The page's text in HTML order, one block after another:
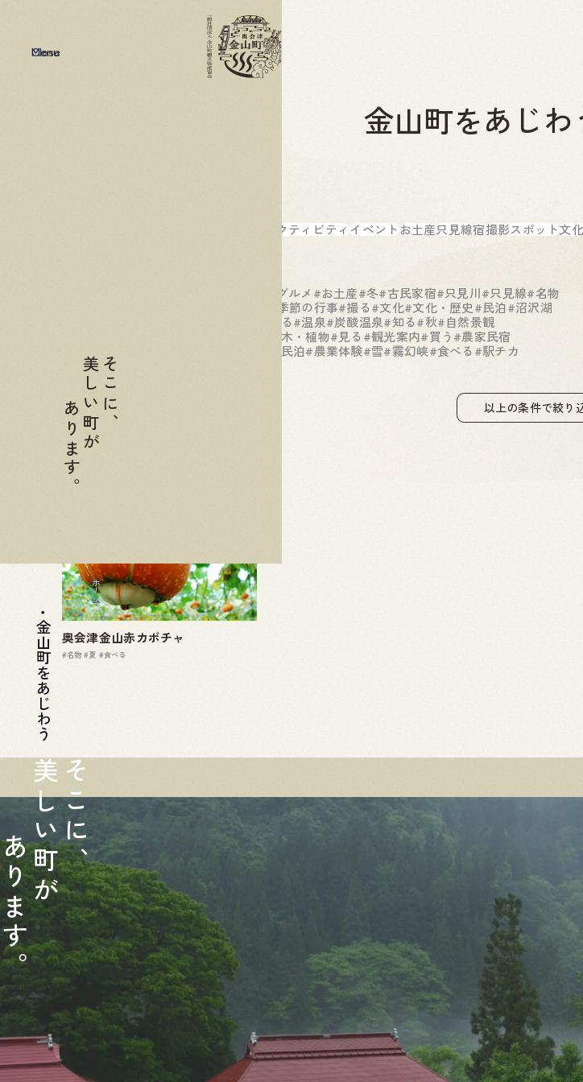
金山
アクティビティイベントお土産只見線宿撮影スポット文
#B級グルメ #お土産#冬#古民家宿#只見川#只見線#名物
#季節の行事#撮る#文化#文化・歴史#民泊#沼沢湖
#泊まる#温泉#炭酸温泉#知る#秋#自然景観
#花・木・植物#見る#観光案内#買う #農家民宿
#農家民泊#農業体験#雪#霧幻峡#食べる#駅チカ
以上の条件で絞り
奥会津金山赤カボチャ
#名物 #夏 #食べる
ホーム
金山町をあじわう
そ
こ
に
、
美
し
い
町
が
そこに、
美しい町が
あります。
Menu
Close